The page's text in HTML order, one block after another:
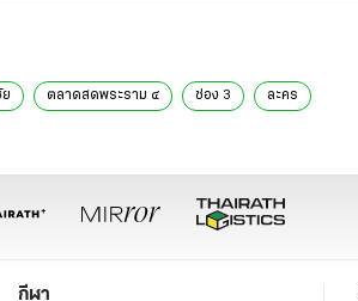
ตลาดสดพระราม ๔ ช่อง 3 ละคร
กีฬา